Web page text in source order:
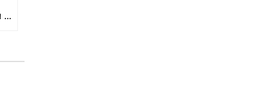
ĐĂNG KÝ MỚI, GIA HẠN HÓA ĐƠN ĐIỆN TỬ (HĐĐT)